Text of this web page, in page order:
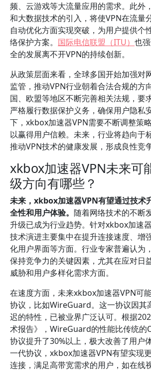
频、云游戏等大流量应用的需求。此外
和大数据技术的引入，将使VPN在流量
自动优化方面实现突破，为用户提供个
络保护方案。 国际电信联盟（ITU） 也
全的发展离不开VPN的持续创新。
从政策层面来看，全球多国开始加强对
监管，推动VPN行业朝着合法合规的方
国、欧盟等地区不断完善相关法规，要
严格履行数据保护义务，确保用户隐私
下，xkbox加速器VPN需要不断调整策
以赢得用户信赖。未来，行业将趋向于
推动VPN技术的健康发展，形成良性竞
xkbox加速器VPN未来可
级方向有哪些？
未来，xkbox加速器VPN有望通过技术
全性和用户体验。 随着网络技术的不断
升级已成为行业趋势。针对xkbox加速
技术演进主要集中在提升连接速度、增
化用户界面等方面。行业专家普遍认为
保持竞争力的关键因素，尤其在应对日
威胁和用户多样化需求方面。
在速度方面，未来xkbox加速器VPN可
协议，比如WireGuard。这一协议因其
迟的特性，已被业界广泛认可。根据
术报告》，WireGuard的性能比传统的
协议提升了30%以上，极大改善了用户
一代协议，xkbox加速器VPN有望实现
连接，满足高带宽需求的用户，如在线